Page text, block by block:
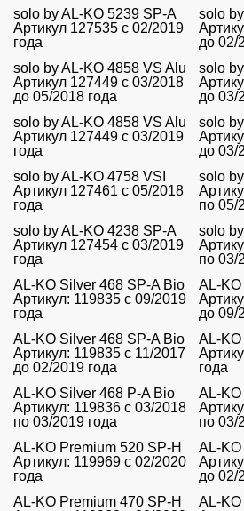
solo by AL-KO 5239 SP-A
Артикул 127535 с 02/2019
года
solo
до 02/
solo by AL-KO 4858 VS Alu
Артикул 127449 с 03/2018
до 05/2018 года
solo
до 03/
solo by AL-KO 4858 VS Alu
Артикул 127449 с 03/2019
года
solo
до 03/
solo by AL-KO 4758 VSI
Артикул 127461 с 05/2018
года
solo
по 05/
solo by AL-KO 4238 SP-A
Артикул 127454 c 03/2019
года
solo
по 03/
AL-KO Silver 468 SP-A Bio
Артикул: 119835 с 09/2019
года
AL-
до 09/
AL-KO Silver 468 SP-A Bio
Артикул: 119835 с 11/2017
до 02/2019 года
AL-
года
AL-KO Silver 468 P-A Bio
Артикул: 119836 с 03/2018
по 03/2019 года
AL-
по 03/
AL-KO Premium 520 SP-H
Артикул: 119969 с 02/2020
года
AL-KO
до 02/
AL-KO Premium 470 SP-H
AL-KO